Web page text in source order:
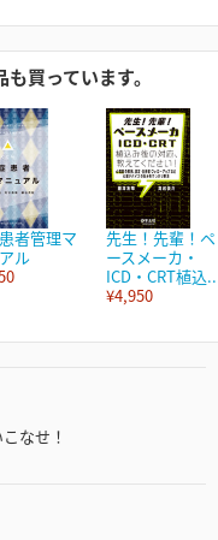
買っています。
者管理マ
ル
先生！先輩！ペ
ースメーカ・
ICD・CRT植込
¥4,950
なせ！